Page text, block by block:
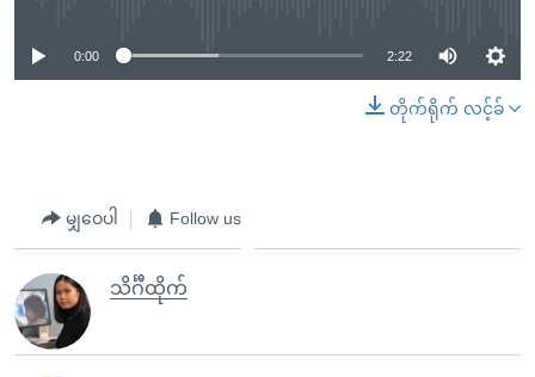
0:00 2:22
တိုက်ရိုက် လင့်ခ်
မျှဝေပါ Follow us
သိင်္ဂီထိုက်